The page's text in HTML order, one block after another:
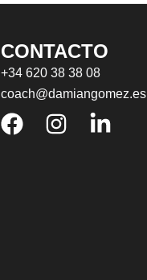
CONTACTO
+34 620 38 38 08
coach@damiangomez.es